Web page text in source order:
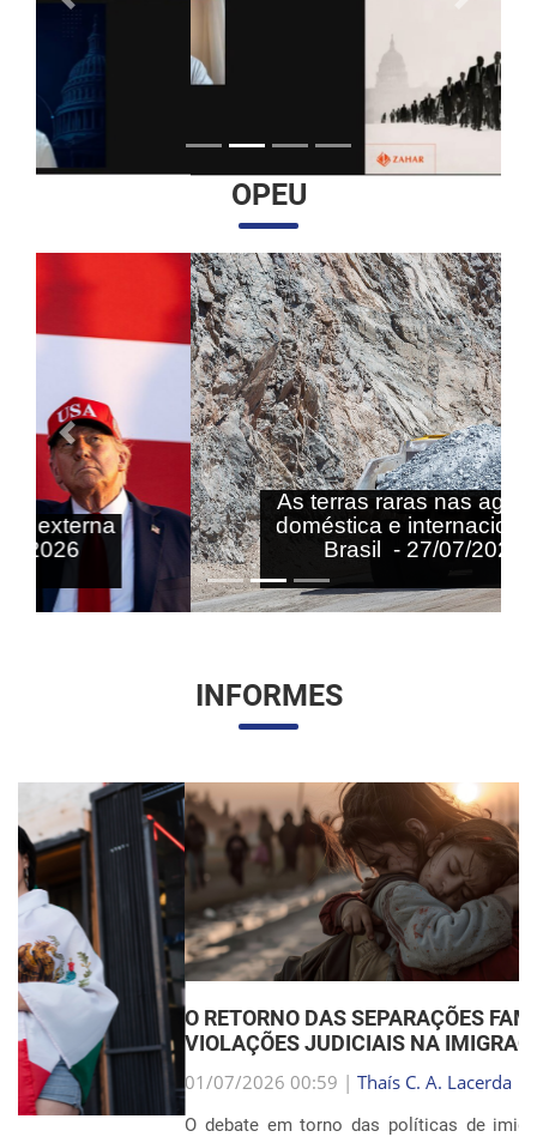
Anterior
OPEU
As terras raras nas agendas
doméstica e internacional do
Brasil - 27/07/2026
Anterior Próximo
INFORMES
O RETORNO DAS SEPARAÇÕES FAMILIARES:
VIOLAÇÕES JUDICIAIS NA IMIGRAÇÃO DOS EUA
01/07/2026 00:59 |Thaís C. A. Lacerda
O debate em torno das políticas de imigração nos Estados
Anterior